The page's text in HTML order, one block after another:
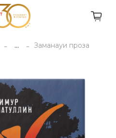
... Заманауи проза